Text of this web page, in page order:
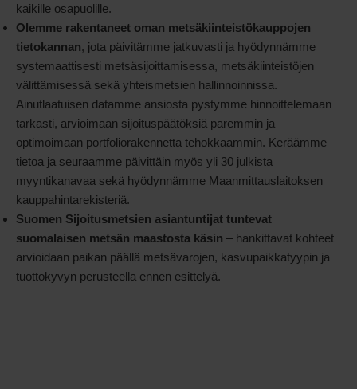
kaikille osapuolille.
Olemme rakentaneet oman metsäkiinteistökauppojen
tietokannan, jota päivitämme jatkuvasti ja hyödynnämme
systemaattisesti metsäsijoittamisessa, metsäkiinteistöjen
välittämisessä sekä yhteismetsien hallinnoinnissa.
Ainutlaatuisen datamme ansiosta pystymme hinnoittelemaan
tarkasti, arvioimaan sijoituspäätöksiä paremmin ja
optimoimaan portfoliorakennetta tehokkaammin. Keräämme
tietoa ja seuraamme päivittäin myös yli 30 julkista
myyntikanavaa sekä hyödynnämme Maanmittauslaitoksen
kauppahintarekisteriä.
Suomen Sijoitusmetsien asiantuntijat tuntevat
suomalaisen metsän maastosta käsin – hankittavat kohteet
arvioidaan paikan päällä metsävarojen, kasvupaikkatyypin ja
tuottokyvyn perusteella ennen esittelyä.